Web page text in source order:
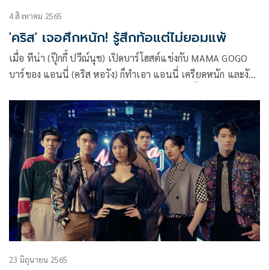
4 สิงหาคม 2565
'คริส' เจอศึกหนัก! รู้สึกท้อแต่ไม่ยอมแพ้
เมื่อ ทีน่า (ปุ๊กกี้ ปวีณ์นุช) เปิดบาร์โฮสต์แข่งกับ MAMA GOGO
บาร์ของ แอนนี่ (คริส หอวัง) ก็ทำเอา แอนนี่ เครียดหนัก และงัด
จะพังไม่เป็นท่าซะแล้ว เพราะ ออโต้ (ท็อปแท็ป จิรกิตติ์) ดัน
มาลาออกไปสมัครงานกับบาร์คู่แข่ง แถมภรรยาเก่า ยุทธ (กาย ศิว
กร) ก็ยังบุกมาที่ร้านเพื่อหวังจะทวงลูกคืน
23 มิถุนายน 2565